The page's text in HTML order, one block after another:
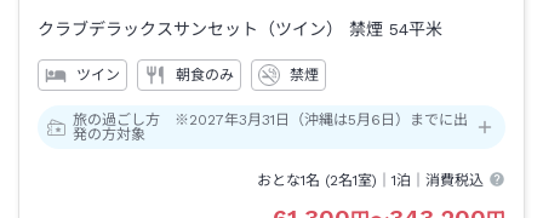
クラブデラックスサンセット（ツイン） 禁煙 54平米
ツイン 朝食のみ 禁煙
旅の過ごし方 ※2027年3月31日（沖縄は5月6日）までに出
発の方対象
おとな1名 (2名1室)｜1泊 ｜消費税込